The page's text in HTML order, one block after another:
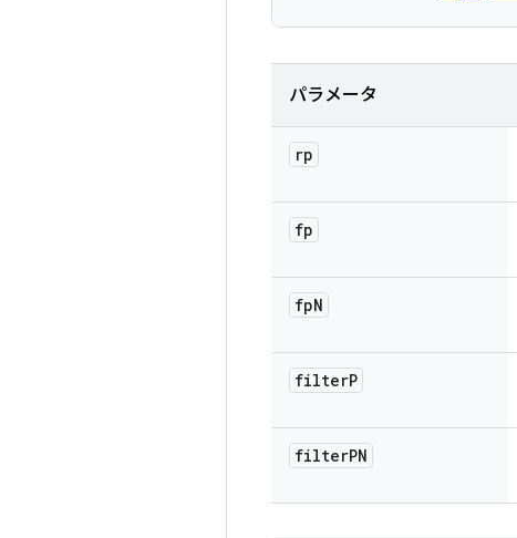
パラメータ
rp
fp
fpN
filterP
filterPN